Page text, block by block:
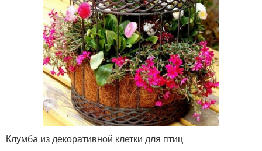
Клумба из декоративной клетки для птиц